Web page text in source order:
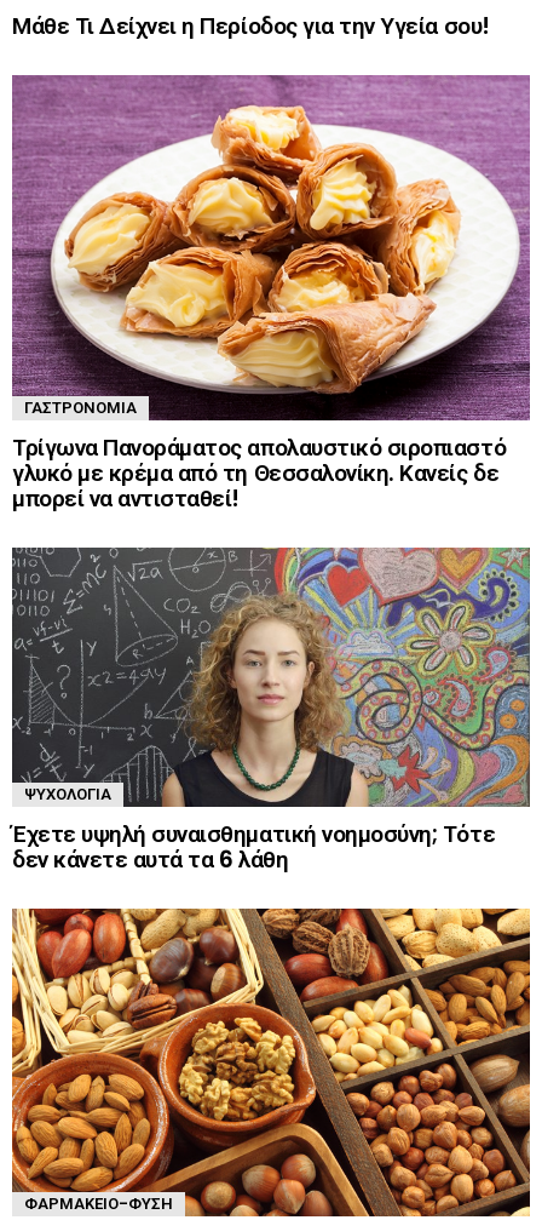
Μάθε Τι Δείχνει η Περίοδος για την Υγεία σου!
ΓΑΣΤΡΟΝΟΜΊΑ
Τρίγωνα Πανοράματος απολαυστικό σιροπιαστό
γλυκό με κρέμα από τη Θεσσαλονίκη. Κανείς δε
μπορεί να αντισταθεί!
ΨΥΧΟΛΟΓΊΑ
Έχετε υψηλή συναισθηματική νοημοσύνη; Τότε
δεν κάνετε αυτά τα 6 λάθη
ΦΑΡΜΑΚΕΊΟ-ΦΎΣΗ